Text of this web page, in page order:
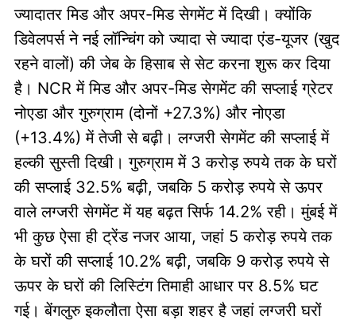
ज्यादातर मिड और अपर-मिड सेगमेंट में दिखी। क्योंकि
डिवेलपर्स ने नई लॉन्चिंग को ज्यादा से ज्यादा एंड-यूजर (खुद
रहने वालों) की जेब के हिसाब से सेट करना शुरू कर दिया
है। NCR में मिड और अपर-मिड सेगमेंट की सप्लाई ग्रेटर
नोएडा और गुरुग्राम (दोनों +27.3%) और नोएडा
(+13.4%) में तेजी से बढ़ी। लग्जरी सेगमेंट की सप्लाई में
हल्की सुस्ती दिखी। गुरुग्राम में 3 करोड़ रुपये तक के घरों
की सप्लाई 32.5% बढ़ी, जबकि 5 करोड़ रुपये से ऊपर
वाले लग्जरी सेगमेंट में यह बढ़त सिर्फ 14.2% रही। मुंबई में
भी कुछ ऐसा ही ट्रेंड नजर आया, जहां 5 करोड़ रुपये तक
के घरों की सप्लाई 10.2% बढ़ी, जबकि 9 करोड़ रुपये से
ऊपर के घरों की लिस्टिंग तिमाही आधार पर 8.5% घट
गई। बेंगलुरु इकलौता ऐसा बड़ा शहर है जहां लग्जरी घरों